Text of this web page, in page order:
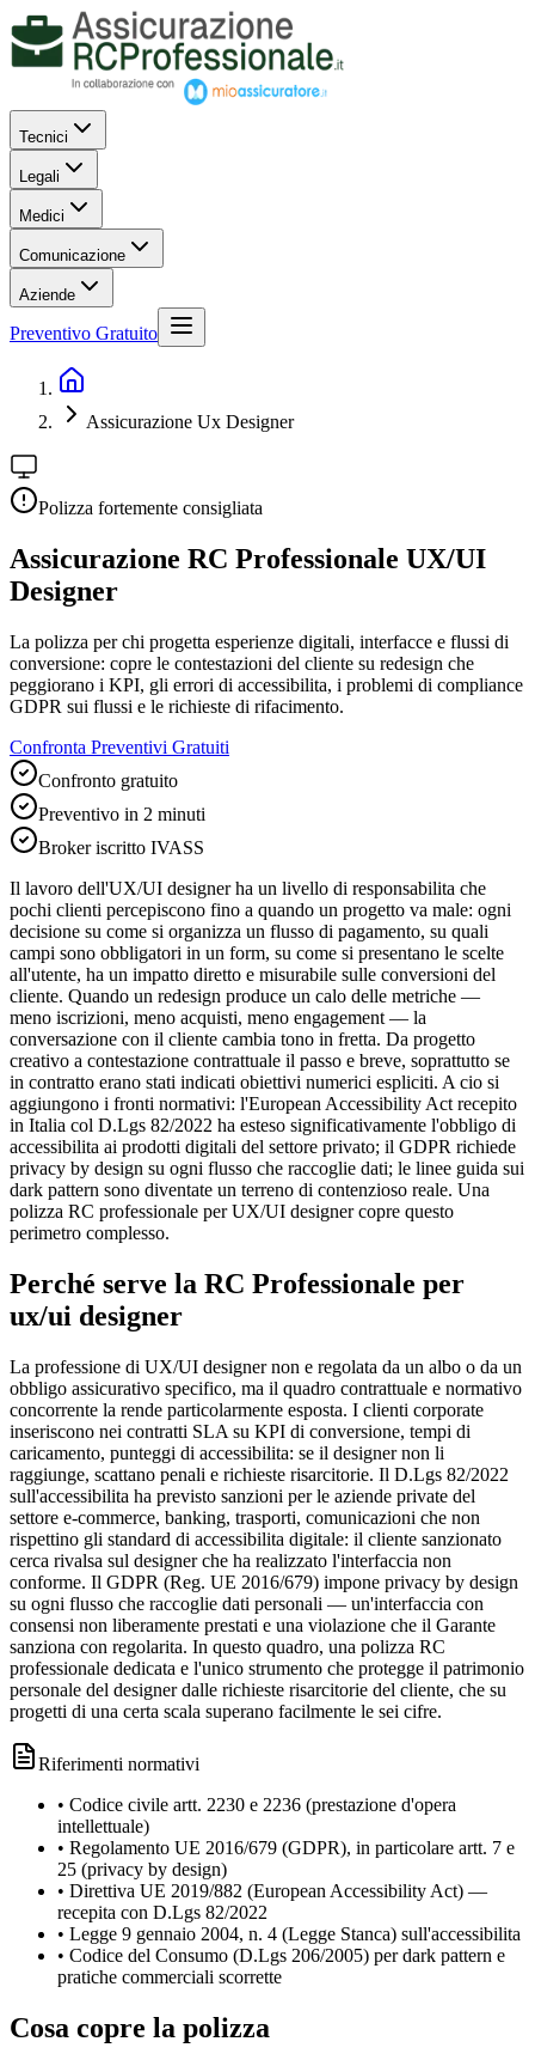
Tecnici
Legali
Medici
Comunicazione
Aziende
Preventivo Gratuito
Assicurazione Ux Designer
Polizza fortemente consigliata
Assicurazione RC Professionale UX/UI
Designer
La polizza per chi progetta esperienze digitali, interfacce e flussi di
conversione: copre le contestazioni del cliente su redesign che
peggiorano i KPI, gli errori di accessibilita, i problemi di compliance
GDPR sui flussi e le richieste di rifacimento.
Confronta Preventivi Gratuiti
Confronto gratuito
Preventivo in 2 minuti
Broker iscritto IVASS
Il lavoro dell'UX/UI designer ha un livello di responsabilita che
pochi clienti percepiscono fino a quando un progetto va male: ogni
decisione su come si organizza un flusso di pagamento, su quali
campi sono obbligatori in un form, su come si presentano le scelte
all'utente, ha un impatto diretto e misurabile sulle conversioni del
cliente. Quando un redesign produce un calo delle metriche —
meno iscrizioni, meno acquisti, meno engagement — la
conversazione con il cliente cambia tono in fretta. Da progetto
creativo a contestazione contrattuale il passo e breve, soprattutto se
in contratto erano stati indicati obiettivi numerici espliciti. A cio si
aggiungono i fronti normativi: l'European Accessibility Act recepito
in Italia col D.Lgs 82/2022 ha esteso significativamente l'obbligo di
accessibilita ai prodotti digitali del settore privato; il GDPR richiede
privacy by design su ogni flusso che raccoglie dati; le linee guida sui
dark pattern sono diventate un terreno di contenzioso reale. Una
polizza RC professionale per UX/UI designer copre questo
perimetro complesso.
Perché serve la RC Professionale per
ux/ui designer
La professione di UX/UI designer non e regolata da un albo o da un
obbligo assicurativo specifico, ma il quadro contrattuale e normativo
concorrente la rende particolarmente esposta. I clienti corporate
inseriscono nei contratti SLA su KPI di conversione, tempi di
caricamento, punteggi di accessibilita: se il designer non li
raggiunge, scattano penali e richieste risarcitorie. Il D.Lgs 82/2022
sull'accessibilita ha previsto sanzioni per le aziende private del
settore e-commerce, banking, trasporti, comunicazioni che non
rispettino gli standard di accessibilita digitale: il cliente sanzionato
cerca rivalsa sul designer che ha realizzato l'interfaccia non
conforme. Il GDPR (Reg. UE 2016/679) impone privacy by design
su ogni flusso che raccoglie dati personali — un'interfaccia con
consensi non liberamente prestati e una violazione che il Garante
sanziona con regolarita. In questo quadro, una polizza RC
professionale dedicata e l'unico strumento che protegge il patrimonio
personale del designer dalle richieste risarcitorie del cliente, che su
progetti di una certa scala superano facilmente le sei cifre.
Riferimenti normativi
• Codice civile artt. 2230 e 2236 (prestazione d'opera
intellettuale)
• Regolamento UE 2016/679 (GDPR), in particolare artt. 7 e
25 (privacy by design)
• Direttiva UE 2019/882 (European Accessibility Act) —
recepita con D.Lgs 82/2022
• Legge 9 gennaio 2004, n. 4 (Legge Stanca) sull'accessibilita
• Codice del Consumo (D.Lgs 206/2005) per dark pattern e
pratiche commerciali scorrette
Cosa copre la polizza